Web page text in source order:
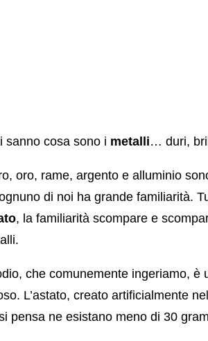
sanno cosa sono i metalli… duri,
oro, rame, argento e alluminio
di noi ha grande familiarità.
, la familiarità scompare e
che comunemente ingeriamo,
L’astato, creato artificialmente
pensa ne esistano meno di 30